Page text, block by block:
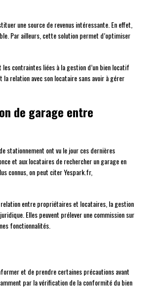
une source de revenus intéressante. En effet,
Par ailleurs, cette solution permet d’optimiser
contraintes liées à la gestion d’un bien locatif
relation avec son locataire sans avoir à gérer
de garage entre
stationnement ont vu le jour ces dernières
et aux locataires de rechercher un garage en
connus, on peut citer Yespark.fr,
entre propriétaires et locataires, la gestion
Elles peuvent prélever une commission sur
fonctionnalités.
et de prendre certaines précautions avant
par la vérification de la conformité du bien